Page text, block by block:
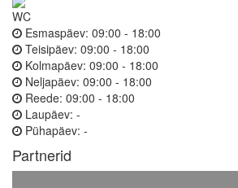
WC
Esmaspäev: 09:00 - 18:00
Teisipäev: 09:00 - 18:00
Kolmapäev: 09:00 - 18:00
Neljapäev: 09:00 - 18:00
Reede: 09:00 - 18:00
Laupäev: -
Pühapäev: -
Partnerid